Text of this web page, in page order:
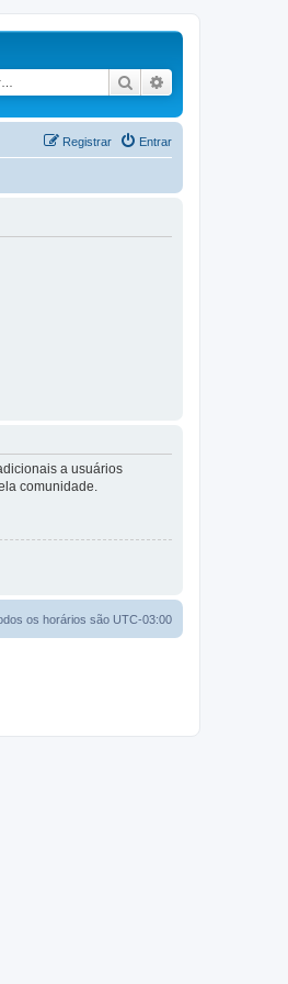
Pesquisar
Entrar
Registrar
a usuários
comunidade.
os horários são UTC-03:00